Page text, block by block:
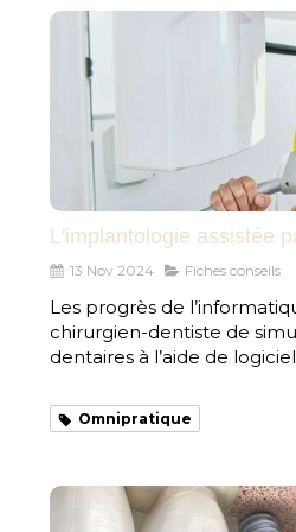
L'implantologie assistée
13 Nov 2024 Fiches conseils
Les progrès de
chirurgien-dentiste de
dentaires à l’aide de
Omnipratique